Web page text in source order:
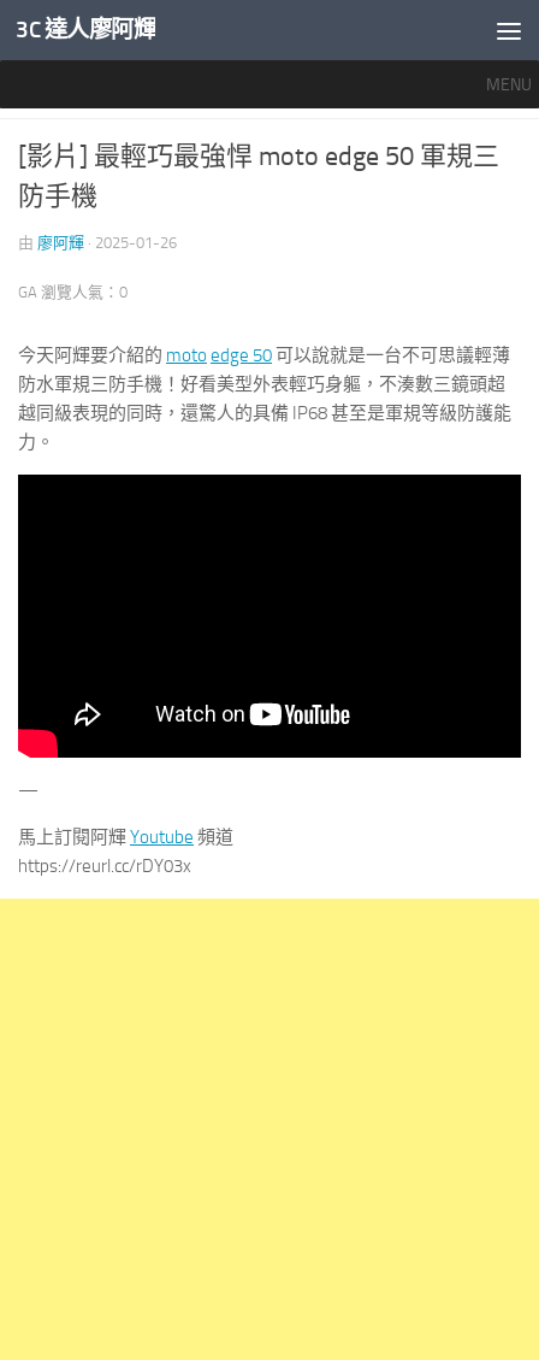
內文下方
3C 達人廖阿輝
MENU
0
[影片] 最輕巧最強悍 moto edge 50 軍規三
防手機
由 廖阿輝 · 2025-01-26
GA 瀏覽人氣：0
今天阿輝要介紹的 moto edge 50可以說就是一台不可思議輕薄
防水軍規三防手機！好看美型外表輕巧身軀，不湊數三鏡頭超
越同級表現的同時，還驚人的具備 IP68 甚至是軍規等級防護能
力。
—
馬上訂閱阿輝Youtube 頻道
https://reurl.cc/rDY03x